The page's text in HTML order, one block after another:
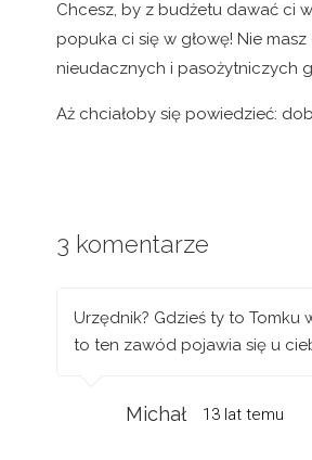
Chcesz, by z budżetu dawać ci
popuka ci się w głowę! Nie
nieudacznych i pasożytniczych
Aż chciałoby się powiedzieć:
3 komentarze
Urzędnik? Gdzieś ty to Tomku
to ten zawód pojawia się u
Michał 13 lat temu